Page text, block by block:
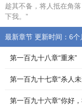
趁其不备，将人抵在角
下我。”
最新章节 更新时间：6个
第一百九十八章“重来”
第一百九十七章“杀人未
第一百九十六章“你好